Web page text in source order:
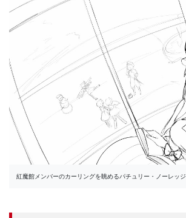
紅魔館メンバーのカーリングを眺めるパチュリー・ノーレッジ